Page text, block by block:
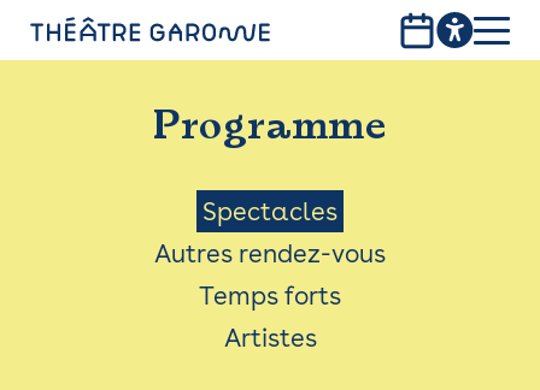
PROGRAMME
INFOS PRATIQUES
AVEC LES PUBLICS
ACCESSIBILITÉ
LES PRODUCTIONS
Programme
Menu
Saison
Spectacles
Autres rendez-vous
Temps forts
Artistes